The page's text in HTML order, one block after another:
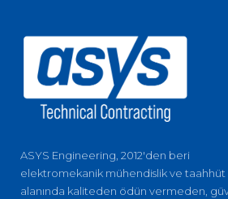
ASYS Engineering, 2012'den beri
elektromekanik mühendislik ve taahhüt
alanında kaliteden ödün vermeden,